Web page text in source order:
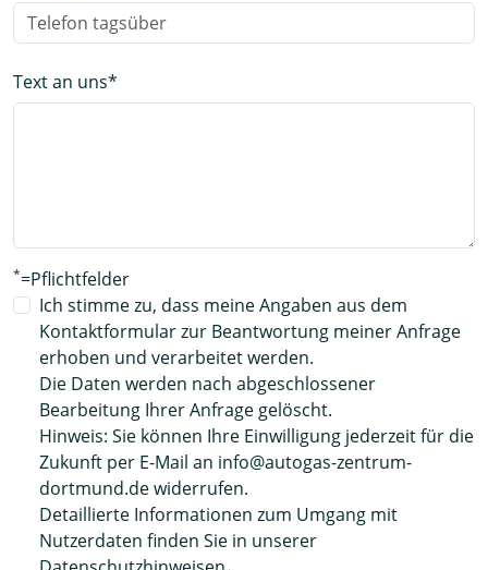
Text an uns*
*=Pflichtfelder
Ich stimme zu, dass meine Angaben aus dem
Kontaktformular zur Beantwortung meiner Anfrage
erhoben und verarbeitet werden.
Die Daten werden nach abgeschlossener
Bearbeitung Ihrer Anfrage gelöscht.
Hinweis: Sie können Ihre Einwilligung jederzeit für die
Zukunft per E-Mail an info@autogas-zentrum-
dortmund.de widerrufen.
Detaillierte Informationen zum Umgang mit
Nutzerdaten finden Sie in unserer